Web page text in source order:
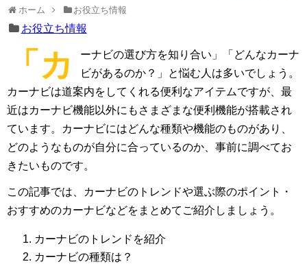
ホーム お役立ち情報
お役立ち情報
「カ
ーナビの選び方を知り合い」「どんなカーナ
ビがあるのか？」と悩む人は多いでしょう。
カーナビは道案内をしてくれる便利なアイテムですが、最
近はカーナビ機能以外にもさまざまな便利機能が搭載され
ています。カーナビにはどんな種類や機能のものがあり、
どのようなものが自分に合っているのか、事前に調べてお
きたいものです。
この記事では、カーナビのトレンドや選ぶ際のポイント・
おすすめのカーナビなどをまとめてご紹介しましょう。
カーナビのトレンドを紹介
カーナビの種類は？